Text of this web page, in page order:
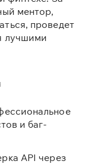
ментор,
проведет
лучшими
и баг-
API через